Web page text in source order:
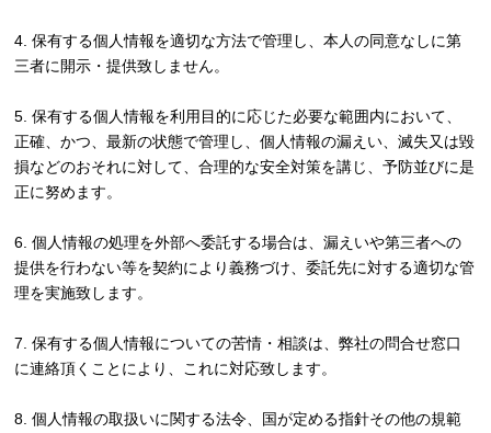
4. 保有する個人情報を適切な方法で管理し、本人の同意なしに第
三者に開示・提供致しません。
5. 保有する個人情報を利用目的に応じた必要な範囲内において、
正確、かつ、最新の状態で管理し、個人情報の漏えい、滅失又は毀
損などのおそれに対して、合理的な安全対策を講じ、予防並びに是
正に努めます。
6. 個人情報の処理を外部へ委託する場合は、漏えいや第三者への
提供を行わない等を契約により義務づけ、委託先に対する適切な管
理を実施致します。
7. 保有する個人情報についての苦情・相談は、弊社の問合せ窓口
に連絡頂くことにより、これに対応致します。
8. 個人情報の取扱いに関する法令、国が定める指針その他の規範